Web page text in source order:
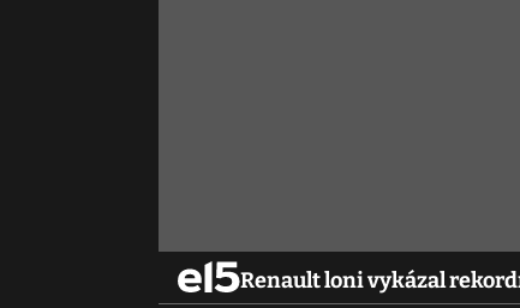
Renault loni vykázal